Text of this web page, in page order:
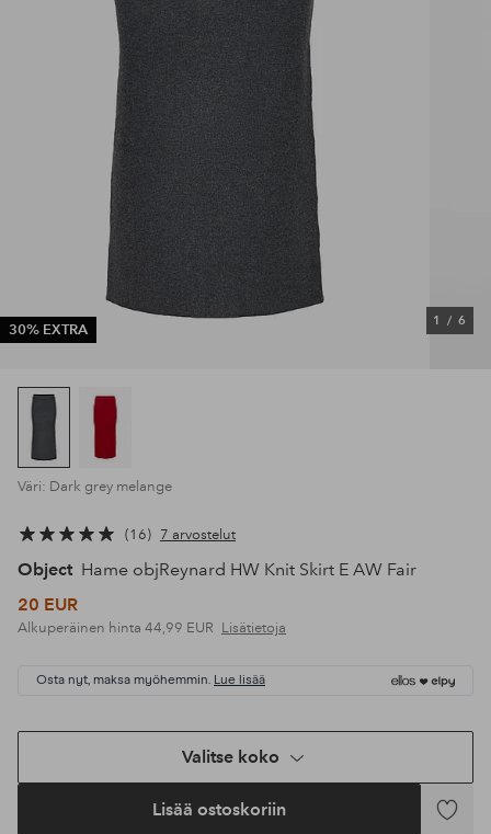
30% EXTRA
1 / 6
Väri: Dark grey melange
16 7 arvostelut
Object Hame objReynard HW Knit Skirt E AW Fair
20 EUR
Alkuperäinen hinta 44,99 EUR Lisätietoja
Osta nyt, maksa myöhemmin. Lue lisää
Valitse koko
Lisää ostoskoriin
Lisää